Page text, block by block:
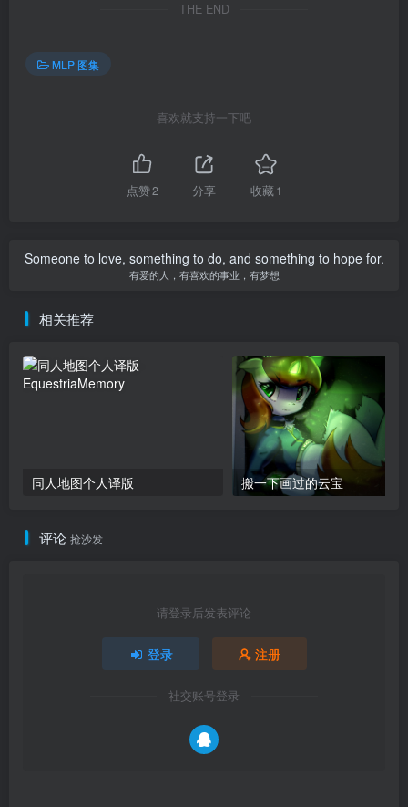
THE END
MLP 图集
喜欢就支持一下吧
点赞2 分享 收藏 1
Someone to love, something to do, and something to hope for.
有爱的人，有喜欢的事业，有梦想
相关推荐
同人地图个人译版 搬一下画过的云宝
评论 抢沙发
请登录后发表评论
登录 注册
社交账号登录